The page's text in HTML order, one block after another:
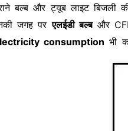
बल्ब और ट्यूब लाइट बिजली
जगह परएलईडी बल्बऔर
consumption भी